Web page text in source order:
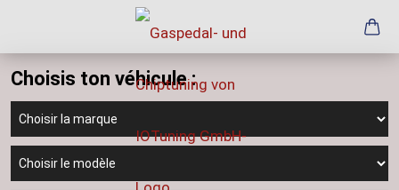
Choisis ton véhicule :